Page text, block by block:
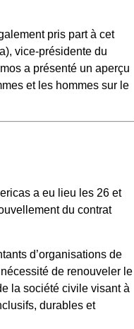
pris part à cet
vice-présidente du
a présenté un aperçu
et les hommes sur le
a eu lieu les 26 et
du contrat
d’organisations de
de renouveler le
la société civile visant à
durables et